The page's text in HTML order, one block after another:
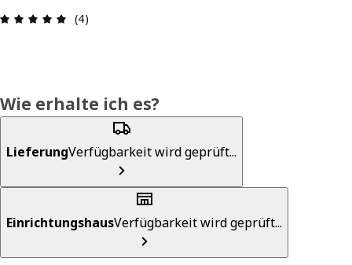
Bewertung: 5 von 5 Sterne Anzahl der
(4)
Wie erhalte ich es?
LieferungVerfügbarkeit wird geprüft...
EinrichtungshausVerfügbarkeit wird geprüft...